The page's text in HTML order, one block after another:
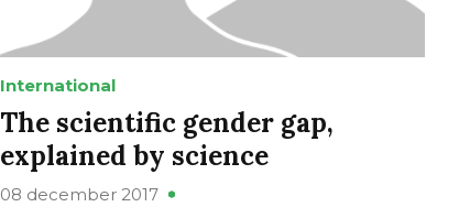
International
The scientific gender gap,
explained by science
08 december 2017